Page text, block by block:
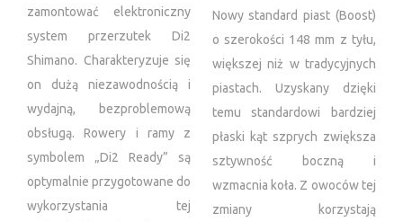
zamontować elektroniczny
system przerzutek Di2
Shimano. Charakteryzuje się
on dużą niezawodnością i
wydajną, bezproblemową
obsługą. Rowery i ramy z
symbolem „Di2 Ready” są
optymalnie przygotowane do
wykorzystania tej
Nowy standard piast (Boost)
o szerokości 148 mm z tyłu,
większej niż w tradycyjnych
piastach. Uzyskany dzięki
temu standardowi bardziej
płaski kąt szprych zwiększa
sztywność boczną i
wzmacnia koła. Z owoców tej
zmiany korzystają